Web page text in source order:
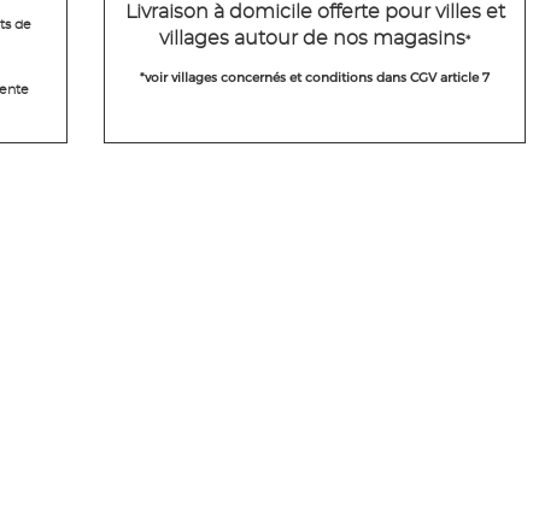
de
Livraison à domicile offerte pour villes et
villages autour de nos magasins*
*voir villages concernés et conditions dans CGV article 7